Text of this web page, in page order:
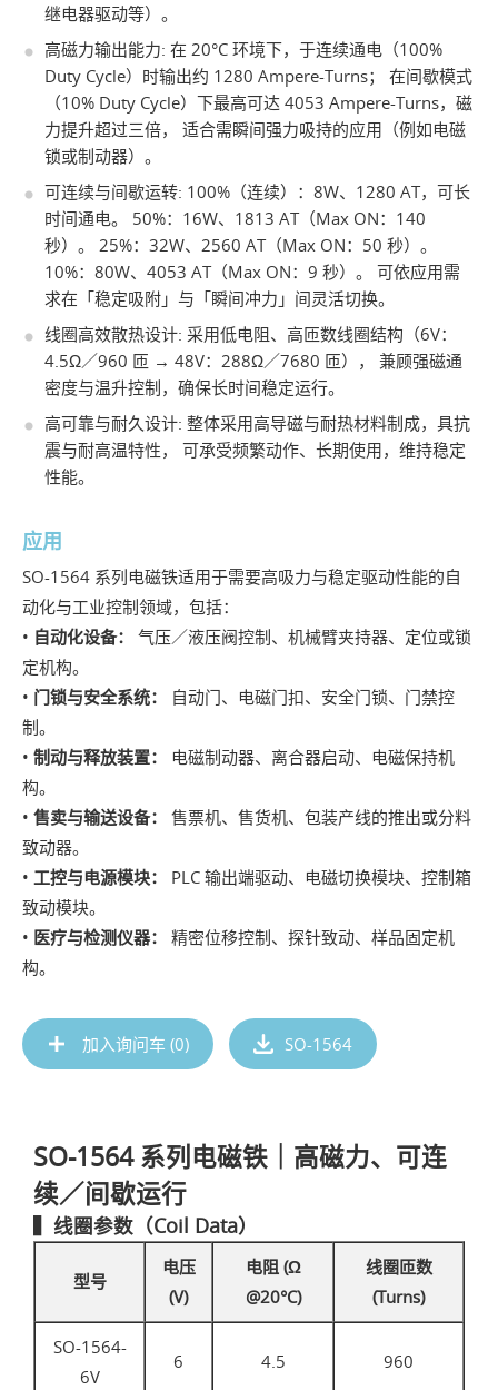
继电器驱动等）。
高磁力输出能力: 在 20°C 环境下，于连续通电（100%
Duty Cycle）时输出约 1280 Ampere-Turns； 在间歇模式
（10% Duty Cycle）下最高可达 4053 Ampere-Turns，磁
力提升超过三倍， 适合需瞬间强力吸持的应用（例如电磁
锁或制动器）。
可连续与间歇运转: 100%（连续）：8W、1280 AT，可长
时间通电。 50%：16W、1813 AT（Max ON：140
秒）。 25%：32W、2560 AT（Max ON：50 秒）。
10%：80W、4053 AT（Max ON：9 秒）。 可依应用需
求在「稳定吸附」与「瞬间冲力」间灵活切换。
线圈高效散热设计: 采用低电阻、高匝数线圈结构（6V：
4.5Ω／960 匝 → 48V：288Ω／7680 匝）， 兼顾强磁通
密度与温升控制，确保长时间稳定运行。
高可靠与耐久设计: 整体采用高导磁与耐热材料制成，具抗
震与耐高温特性， 可承受频繁动作、长期使用，维持稳定
性能。
应用
SO-1564 系列电磁铁适用于需要高吸力与稳定驱动性能的自
动化与工业控制领域，包括：
• 自动化设备：
气压／液压阀控制、机械臂夹持器、定位或锁
定机构。
• 门锁与安全系统：
自动门、电磁门扣、安全门锁、门禁控
制。
• 制动与释放装置：
电磁制动器、离合器启动、电磁保持机
构。
• 售卖与输送设备：
售票机、售货机、包装产线的推出或分料
致动器。
• 工控与电源模块：
PLC 输出端驱动、电磁切换模块、控制箱
致动模块。
• 医疗与检测仪器：
精密位移控制、探针致动、样品固定机
构。
加入询问车 (0) SO-1564
SO-1564 系列电磁铁｜高磁力、可连
续／间歇运行
▍线圈参数（Coil Data）
型号
电压
(V)
电阻 (Ω
@20°C)
线圈匝数
(Turns)
SO-1564-
6V
6 4.5 960